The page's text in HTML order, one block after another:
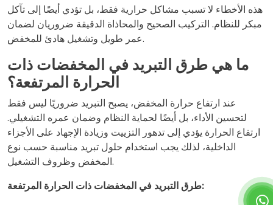
هذه الأخطاء لا تسبب مشاكل حرارية فقط، بل تؤدي أيضًا إلى تآكل
مبكر للنظام. التركيب الصحيح والمحاذاة الدقيقة ضروريان لضمان
عمر طويل وتشغيل هادئ للمخفض.
ما هي طرق التبريد في المخفضات ذات
الحرارة المرتفعة؟
عند ارتفاع حرارة المخفض، يصبح التبريد ضروريًا ليس فقط
لتحسين الأداء، بل أيضًا لحماية النظام وضمان عمره التشغيلي.
ارتفاع الحرارة يؤدي إلى تدهور التزييت وزيادة الإجهاد على الأجزاء
الداخلية، لذلك يجب استخدام حلول تبريد مناسبة حسب نوع
المخفض وظروف التشغيل.
طرق التبريد في المخفضات ذات الحرارة المرتفعة: